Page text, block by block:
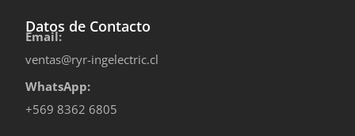
Datos de Contacto
Email:
ventas@ryr-ingelectric.cl
WhatsApp:
+569 8362 6805